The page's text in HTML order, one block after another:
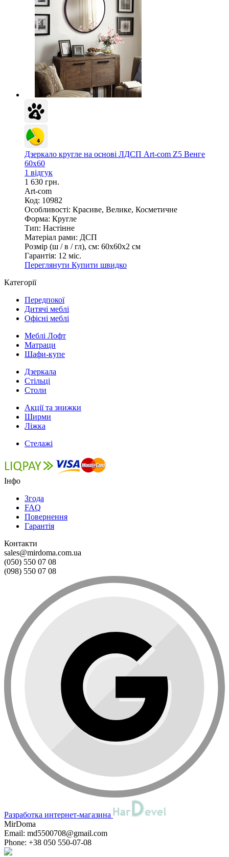
Дзеркало кругле на основі ЛДСП Art-com Z5 Венге
60х60
1 відгук
1 630 грн.
Art-com
Код: 10982
Особливості: Красиве, Велике, Косметичне
Форма: Кругле
Тип: Настінне
Матеріал рами: ДСП
Розмір (ш / в / гл), см: 60х60х2 см
Гарантія: 12 міс.
Переглянути Купити швидко
Категорії
Передпокої
Дитячі меблі
Офісні меблі
Меблі Лофт
Матраци
Шафи-купе
Дзеркала
Стільці
Столи
Акції та знижки
Ширми
Ліжка
Стелажі
Інфо
Згода
FAQ
Повернення
Гарантія
Контакти
sales@mirdoma.com.ua
(050) 550 07 08
(098) 550 07 08
Разработка интернет-магазина
MirDoma
Email: md5500708@gmail.com
Phone: +38 050 550-07-08